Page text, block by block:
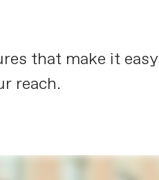
that make it easy
reach.